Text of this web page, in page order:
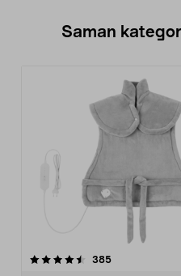
Saman
385arvostelut
4.5 viidestä